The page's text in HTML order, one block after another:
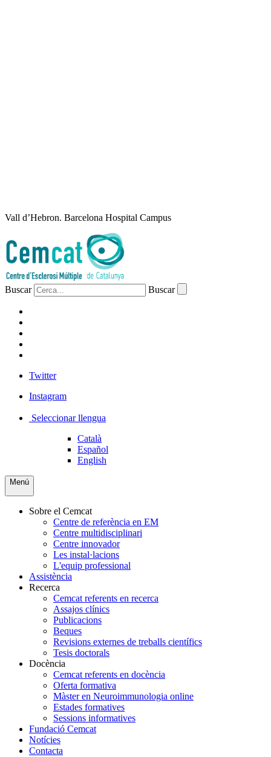
Vall d’Hebron. Barcelona Hospital Campus
Buscar Buscar
Twitter
Instagram
Seleccionar llengua
Català
Español
English
Menú
Sobre el Cemcat
Centre de referència en EM
Centre multidisciplinari
Centre innovador
Les instal·lacions
L'equip professional
Assistència
Recerca
Cemcat referents en recerca
Assajos clínics
Publicacions
Beques
Revisions externes de treballs científics
Tesis doctorals
Docència
Cemcat referents en docència
Oferta formativa
Màster en Neuroimmunologia online
Estades formatives
Sessions informatives
Fundació Cemcat
Notícies
Contacta